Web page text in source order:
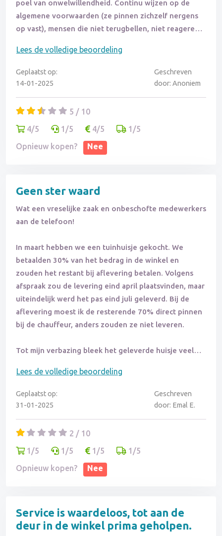
poel van onwelwillendheid. Continu wijzen op de
algemene voorwaarden (ze pinnen zichzelf nergens
op vast), mensen die niet terugbellen, niet reageren
maanden verder en Fonteyn heeft het probleem nog
niet opgelost. Ze onttrekken zich van elke
verantwoordelijkheid. Als klant sta je dan machteloos,
Ik zou hier nooit meer kopen. De service ná de koop
is totaal het tegenovergestelde als de service vóór
de koop. Waar je op voorhand in de watten wordt
gelegd, sta je als het geld bij Fonteyn binnen is in de
Superjammer, want dit bedrijf heeft veel potentie. Als
ze het niveau van verkoopservice zouden
doortrekken naar het proces na aankoop, dan zou ik
Ik voel heel sterk de neiging om anderen te
waarschuwen: ga met dit bedrijf niet in zee.
Lees de volledige beoordeling
Geplaatst op:
14-01-2025
Geschreven
door: Anoniem
5 / 10
4/5
1/5 4/5
1/5
Opnieuw kopen?
Nee
Geen ster waard
Wat een vreselijke zaak en onbeschofte medewerkers
aan de telefoon!
In maart hebben we een tuinhuisje gekocht. We
betaalden 30% van het bedrag in de winkel en
zouden het restant bij aflevering betalen. Volgens
afspraak zou de levering eind april plaatsvinden, maar
uiteindelijk werd het pas eind juli geleverd. Bij de
aflevering moest ik de resterende 70% direct pinnen
bij de chauffeur, anders zouden ze niet leveren.
Tot mijn verbazing bleek het geleverde huisje veel
meerdere telefoontjes en veel moeite om de juiste
persoon te spreken, kreeg ik te horen dat het
bestelde model niet meer beschikbaar was. Als ik het
transportkosten betalen, en een compensatie boden
ze niet aan. De aanpassing heeft mij €700 gekost, en
na veel gedoe hebben ze slechts €200
gecompenseerd.
staat dat ik nog €296 moet betalen. Hoe en waarom
dit bedrag is ontstaan, kan niemand mij uitleggen,
Lees de volledige beoordeling
Geplaatst op:
31-01-2025
Geschreven
door: Emal E.
2 / 10
1/5
1/5 1/5
1/5
Opnieuw kopen?
Nee
Service is waardeloos, tot aan de
deur in de winkel prima geholpen.